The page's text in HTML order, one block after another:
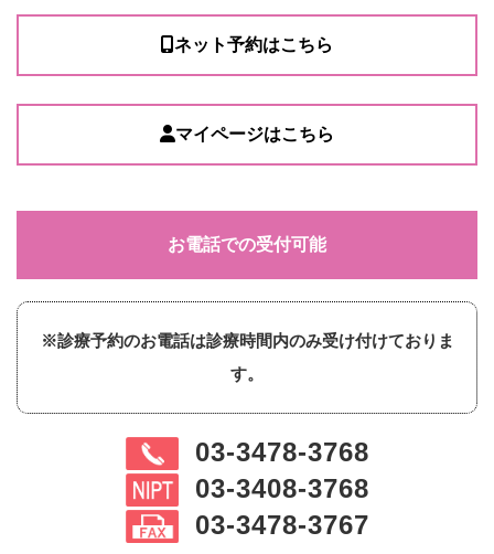
ネット予約はこちら
マイページはこちら
お電話での受付可能
※診療予約のお電話は診療時間内のみ受け付けておりま
す。
03-3478-3768
03-3408-3768
03-3478-3767